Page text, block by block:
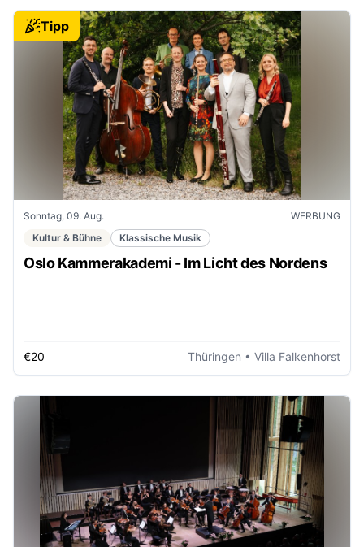
Tipp
Sonntag, 09. Aug.
WERBUNG
Kultur & Bühne
Klassische Musik
Oslo Kammerakademi - Im Licht des Nordens
€20 Thüringen • Villa Falkenhorst